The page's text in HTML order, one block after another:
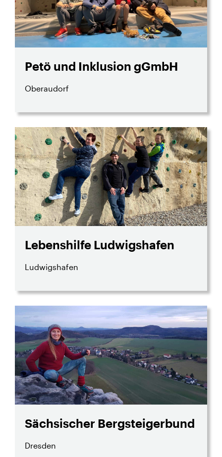
Petö und Inklusion gGmbH
Oberaudorf
Lebenshilfe Ludwigshafen
Ludwigshafen
Sächsischer Bergsteigerbund
Dresden